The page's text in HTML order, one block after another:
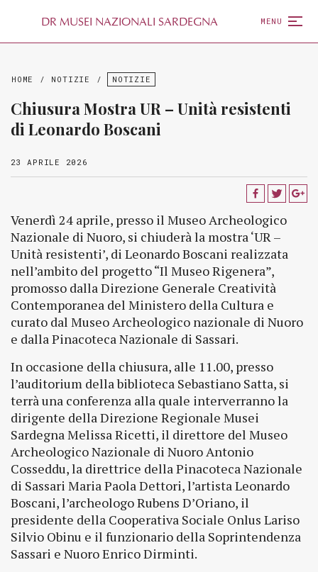
DR MUSEI NAZIONALI SARDEGNA MENU
HOME / NOTIZIE / NOTIZIE
Chiusura Mostra UR – Unità resistenti
di Leonardo Boscani
23 APRILE 2026
Venerdì 24 aprile, presso il Museo Archeologico
Nazionale di Nuoro, si chiuderà la mostra ‘UR –
Unità resistenti’, di Leonardo Boscani realizzata
nell’ambito del progetto “Il Museo Rigenera”,
promosso dalla Direzione Generale Creatività
Contemporanea del Ministero della Cultura e
curato dal Museo Archeologico nazionale di Nuoro
e dalla Pinacoteca Nazionale di Sassari.
In occasione della chiusura, alle 11.00, presso
l’auditorium della biblioteca Sebastiano Satta, si
terrà una conferenza alla quale interverranno la
dirigente della Direzione Regionale Musei
Sardegna Melissa Ricetti, il direttore del Museo
Archeologico Nazionale di Nuoro Antonio
Cosseddu, la direttrice della Pinacoteca Nazionale
di Sassari Maria Paola Dettori, l’artista Leonardo
Boscani, l’archeologo Rubens D’Oriano, il
presidente della Cooperativa Sociale Onlus Lariso
Silvio Obinu e il funzionario della Soprintendenza
Sassari e Nuoro Enrico Dirminti.